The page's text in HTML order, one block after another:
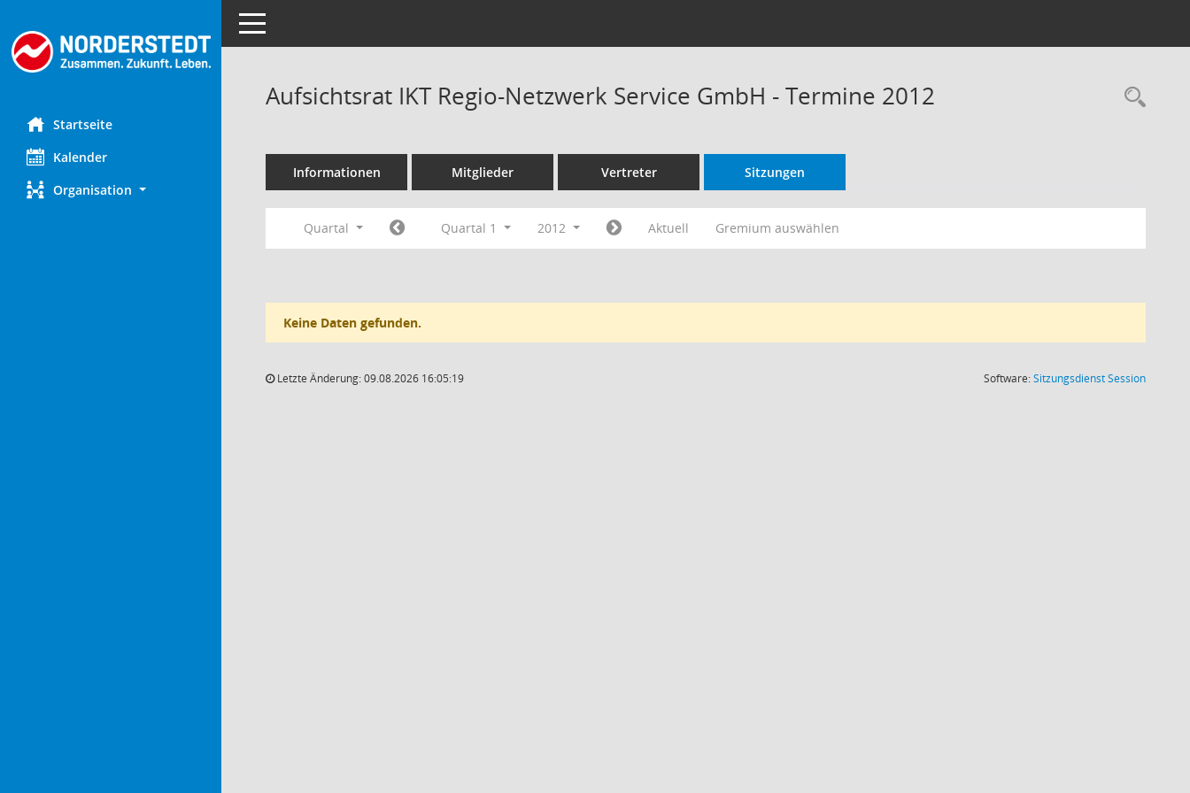
Startseite
Kalender
Organisation
Toggle navigation
Aufsichtsrat IKT Regio-Netzwerk Service GmbH - Termine 2012
Informationen Mitglieder Vertreter Sitzungen
Quartal Quartal 1 2012 Aktuell Gremium auswählen
Keine Daten gefunden.
Letzte Änderung: 09.08.2026 16:05:19 Software:SitzungsdienstSession(Wird in